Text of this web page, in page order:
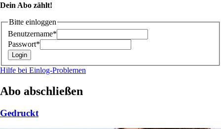
Dein Abo zählt!
Bitte einloggen
Benutzername*
Passwort*
Hilfe bei Einlog-Problemen
Abo abschließen
Gedruckt